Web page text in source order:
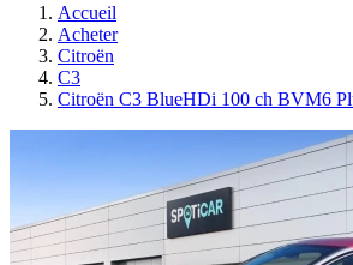
Accueil
Acheter
Citroën
C3
Citroën C3 BlueHDi 100 ch BVM6